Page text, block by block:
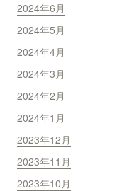
2024年6月
2024年5月
2024年4月
2024年3月
2024年2月
2024年1月
2023年12月
2023年11月
2023年10月